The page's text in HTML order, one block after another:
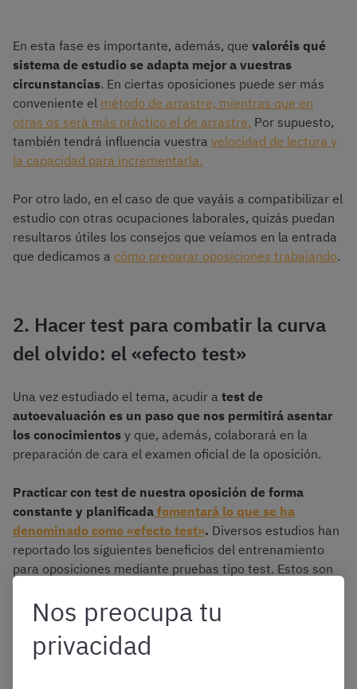
En esta fase es importante, además, que valoréis qué
sistema de estudio se adapta mejor a vuestras
circunstancias. En ciertas oposiciones puede ser más
conveniente el método de arrastre, mientras que en
otras os será más práctico el de arrastre. Por supuesto,
también tendrá influencia vuestra velocidad de lectura y
la capacidad para incrementarla.
Por otro lado, en el caso de que vayáis a compatibilizar el
estudio con otras ocupaciones laborales, quizás puedan
resultaros útiles los consejos que veíamos en la entrada
que dedicamos a cómo preparar oposiciones trabajando.
2. Hacer test para combatir la curva
del olvido: el «efecto test»
Una vez estudiado el tema, acudir a test de
autoevaluación es un paso que nos permitirá asentar
los conocimientos y que, además, colaborará en la
preparación de cara el examen oficial de la oposición.
Practicar con test de nuestra oposición de forma
constante y planificada fomentará lo que se ha
denominado como «efecto test». Diversos estudios han
reportado los siguientes beneficios del entrenamiento
para oposiciones mediante pruebas tipo test. Estos son
Fomento de la memoria de reconocimiento
Nos preocupa tu
privacidad